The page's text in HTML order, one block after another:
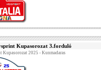
Kupasorozat 3.forduló
Kupasorozat 2025 - Kunmadaras